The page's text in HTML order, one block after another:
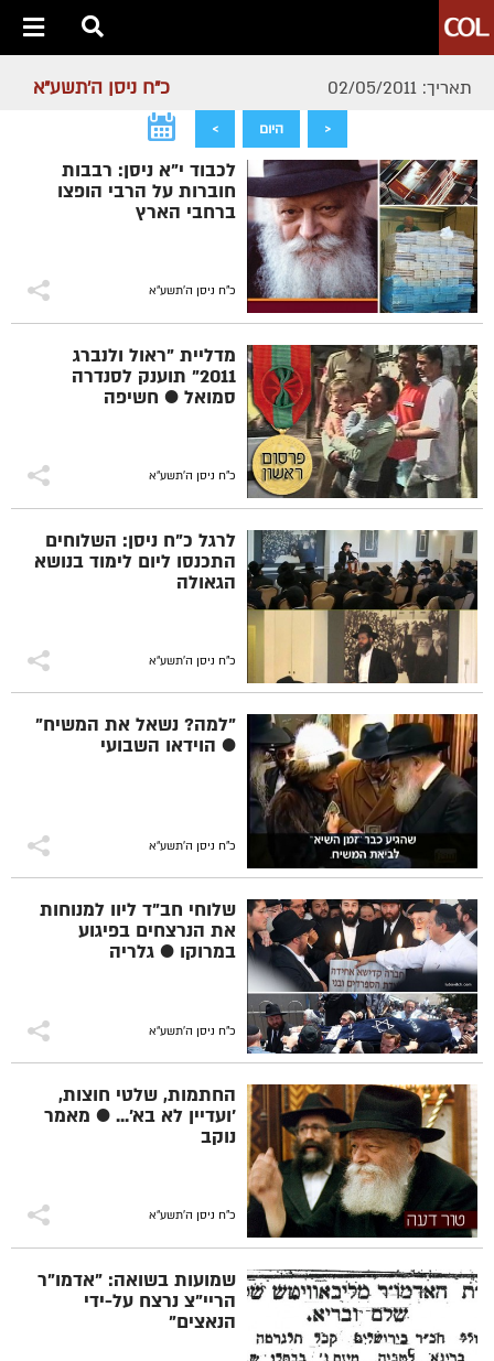
תאריך: 02/05/2011 כ"ח ניסן ה׳תשע״א
< היום >
לכבוד י"א ניסן: רבבות
חוברות על הרבי הופצו
ברחבי הארץ
כ"ח ניסן ה׳תשע״א
מדליית "ראול ולנברג
2011" תוענק לסנדרה
סמואל ● חשיפה
כ"ח ניסן ה׳תשע״א
לרגל כ"ח ניסן: השלוחים
התכנסו ליום לימוד בנושא
הגאולה
כ"ח ניסן ה׳תשע״א
"למה? נשאל את המשיח"
● הוידאו השבועי
כ"ח ניסן ה׳תשע״א
שלוחי חב"ד ליוו למנוחות
את הנרצחים בפיגוע
במרוקו ● גלריה
כ"ח ניסן ה׳תשע״א
החתמות, שלטי חוצות,
'ועדיין לא בא'... ● מאמר
נוקב
כ"ח ניסן ה׳תשע״א
שמועות בשואה: "אדמו"ר
הריי"צ נרצח על-ידי
הנאצים"